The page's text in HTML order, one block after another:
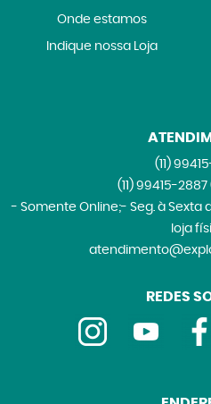
Onde estamos
Indique nossa Loja
(11)
(11)99415-2887
- Somente Online;- Seg. à Sexta
loja
REDES